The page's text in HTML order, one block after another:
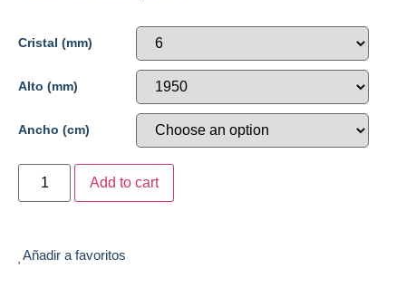
Cristal (mm)
Alto (mm)
Ancho (cm)
Add to cart
Añadir a favoritos